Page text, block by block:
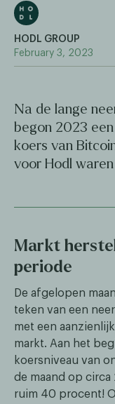
HODL GROUP
February 3, 2023
Na de lange
begon 2023
koers van
voor Hodl
Markt
periode
De afgelopen
teken van een
met een
markt. Aan het
koersniveau van
de maand op circa
ruim 40 procent!